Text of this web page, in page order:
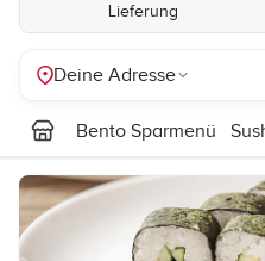
Lieferung
Deine Adresse
Bento Sparmenü